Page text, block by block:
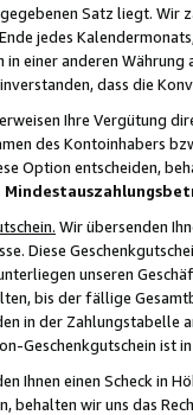
Satz liegt.
jedes
in einer anderen
dass die
Ihre Vergütung
des Kontoinhabers
Option entscheiden,
Wir übersenden
Diese
unseren
bis der fällige
in der
Geschenkgutschein ist
Ihnen einen Scheck in
behalten wir uns das